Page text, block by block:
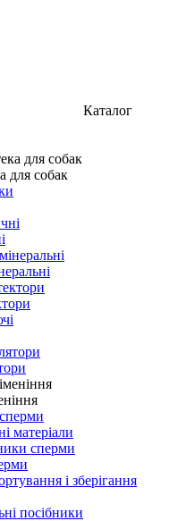
Каталог
для собак
матеріали
сперми
і зберігання
посібники